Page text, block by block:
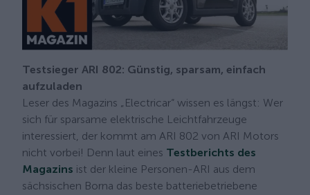
Testsieger ARI 802: Günstig, sparsam, einfach
aufzuladen
Leser des Magazins „Electricar“ wissen es längst: Wer
sich für sparsame elektrische Leichtfahrzeuge
interessiert, der kommt am ARI 802 von ARI Motors
nicht vorbei! Denn laut eines Testberichts des
Magazins ist der kleine Personen-ARI aus dem
sächsischen Borna das beste batteriebetriebene